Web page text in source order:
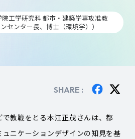
工学研究科 都市・建築学専攻准教
センター長、博士（環境学））
SHARE :
教鞭をとる本江正茂さんは、都
ニケーションデザインの知見を基